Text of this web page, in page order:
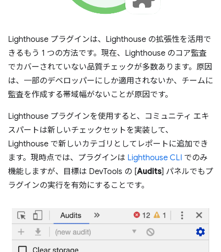
Lighthouse プラグインは、Lighthouse の拡張性を活用で
きるもう 1 つの方法です。 現在、Lighthouse のコア監査
でカバーされていない品質チェックが多数あります。原因
は、一部のデベロッパーにしか適用されないか、チームに
監査を作成する帯域幅がないことが原因です。
Lighthouse プラグインを使用すると、コミュニティ エキ
スパートは新しいチェックセットを実装して、
Lighthouse で新しいカテゴリとしてレポートに追加でき
ます。現時点では、プラグインは Lighthouse CLI でのみ
機能しますが、目標は DevTools の [Audits] パネルでもプ
ラグインの実行を有効にすることです。